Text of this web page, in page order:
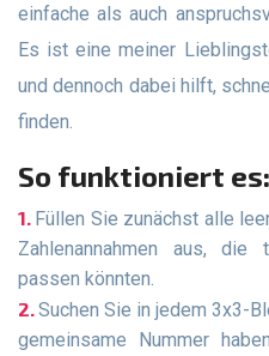
einfache als auch
Es ist eine meiner
und dennoch dabei hilft,
finden.
So funktioniert es:
Füllen Sie zunächst alle
Zahlenannahmen aus,
passen könnten.
Suchen Sie in jedem 3x3-
gemeinsame Nummer